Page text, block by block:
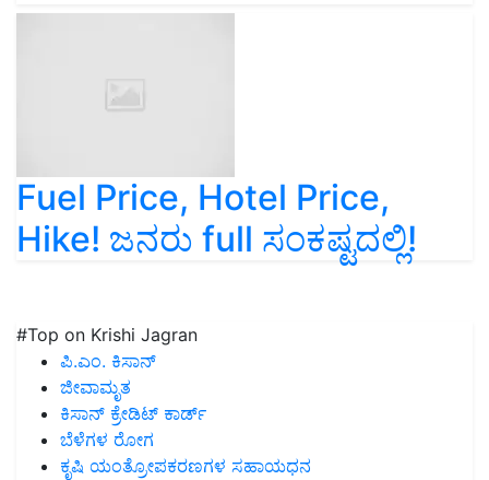
Fuel Price, Hotel Price,
Hike! ಜನರು full ಸಂಕಷ್ಟದಲ್ಲಿ!
#Top on Krishi Jagran
ಪಿ.ಎಂ. ಕಿಸಾನ್
ಜೀವಾಮೃತ
ಕಿಸಾನ್ ಕ್ರೇಡಿಟ್ ಕಾರ್ಡ್
ಬೆಳೆಗಳ ರೋಗ
ಕೃಷಿ ಯಂತ್ರೋಪಕರಣಗಳ ಸಹಾಯಧನ